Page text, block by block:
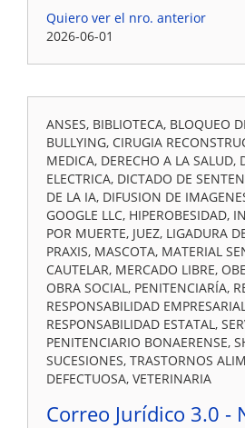
Quiero ver el nro. anterior
2026-06-01
ANSES, BIBLIOTECA, BLOQUEO
BULLYING, CIRUGIA
MEDICA, DERECHO A LA SALUD,
ELECTRICA, DICTADO DE
DE LA IA, DIFUSION DE
GOOGLE LLC, HIPEROBESIDAD,
POR MUERTE, JUEZ, LIGADURA
PRAXIS, MASCOTA, MATERIAL
CAUTELAR, MERCADO LIBRE,
OBRA SOCIAL, PENITENCIARÍA,
RESPONSABILIDAD
RESPONSABILIDAD ESTATAL,
PENITENCIARIO BONAERENSE,
SUCESIONES, TRASTORNOS
DEFECTUOSA, VETERINARIA
Correo Jurídico 3.0 -